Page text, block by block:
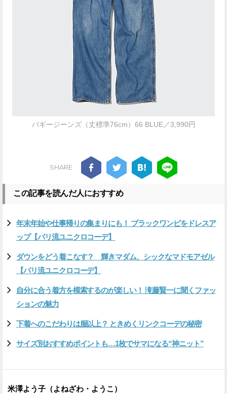
バギージーンズ（丈標準76cm）66 BLUE／3,990円
SHARE
この記事を読んだ人におすすめ
年末年始や仕事帰りの集まりにも！ ブラックワンピをドレスア
ップ【パリ流ユニクロコーデ】
ダウンをどう着こなす？ 輝きマダム、シックなマドモアゼル
【パリ流ユニクロコーデ】
自分に合う着方を模索するのが楽しい！ 滝藤賢一に聞くファッ
ションの魅力
下着へのこだわりは服以上？ ときめくリンクコーデの秘密
サイズ別おすすめポイントも…1枚でサマになる“神ニット”
米澤よう子（よねざわ・ようこ）